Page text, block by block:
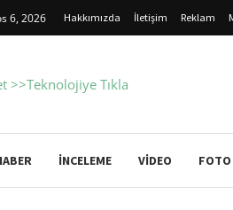
6, 2026 Hakkımızda İletişim Reklam
İNCELEME VIDEO